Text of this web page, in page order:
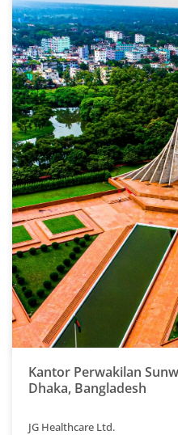
Kantor Perwakilan
Dhaka, Bangladesh
JG Healthcare Ltd.